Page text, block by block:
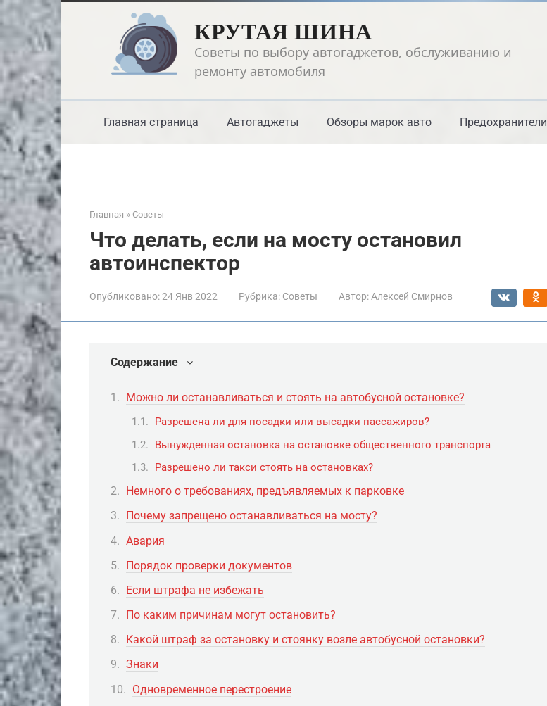
Перейти
к
контенту
КРУТАЯ ШИНА
Советы по выбору автогаджетов, обслуживанию и
ремонту автомобиля
Главная страница Автогаджеты Обзоры марок авто Предохранители
Главная » Советы
Что делать, если на мосту остановил
автоинспектор
Опубликовано:24 Янв 2022 Рубрика: Советы Автор: Алексей Смирнов
Содержание
Можно ли останавливаться и стоять на автобусной остановке?
Разрешена ли для посадки или высадки пассажиров?
Вынужденная остановка на остановке общественного транспорта
Разрешено ли такси стоять на остановках?
Немного о требованиях, предъявляемых к парковке
Почему запрещено останавливаться на мосту?
Авария
Порядок проверки документов
Если штрафа не избежать
По каким причинам могут остановить?
Какой штраф за остановку и стоянку возле автобусной остановки?
Знаки
Одновременное перестроение